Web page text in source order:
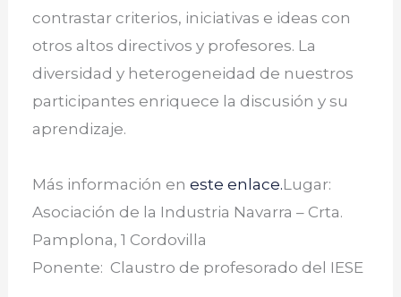
contrastar criterios, iniciativas e ideas con
otros altos directivos y profesores. La
diversidad y heterogeneidad de nuestros
participantes enriquece la discusión y su
aprendizaje.
Más información eneste enlace.Lugar:
Asociación de la Industria Navarra – Crta.
Pamplona, 1 Cordovilla
Ponente: Claustro de profesorado del IESE